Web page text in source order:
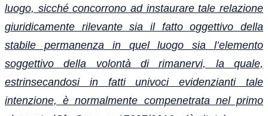
luogo, sicché concorrono ad instaurare tale relazione
giuridicamente rilevante sia il fatto oggettivo della
stabile permanenza in quel luogo sia l’elemento
soggettivo della volontà di rimanervi, la quale,
estrinsecandosi in fatti univoci evidenzianti tale
intenzione, è normalmente compenetrata nel primo